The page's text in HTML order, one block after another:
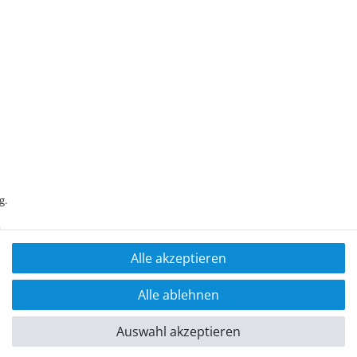
Alle akzeptieren
Alle ablehnen
Auswahl akzeptieren